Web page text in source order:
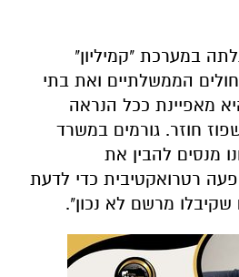
במערכת "קמיליון"
הממשלתיים ואת בתי
מאפיינת ככל הנראה
חוזר. גורמים במשרד
מנסים להבין את
רטרואקטיבית כדי לדעת
מרשם לא נכון".